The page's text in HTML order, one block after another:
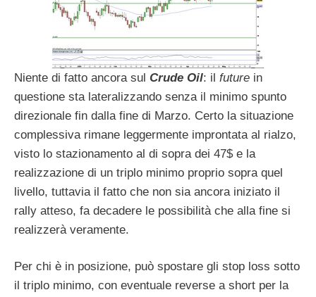
Niente di fatto ancora sul Crude Oil: il future in
questione sta lateralizzando senza il minimo spunto
direzionale fin dalla fine di Marzo. Certo la situazione
complessiva rimane leggermente improntata al rialzo,
visto lo stazionamento al di sopra dei 47$ e la
realizzazione di un triplo minimo proprio sopra quel
livello, tuttavia il fatto che non sia ancora iniziato il
rally atteso, fa decadere le possibilità che alla fine si
realizzerà veramente.
Per chi è in posizione, può spostare gli stop loss sotto
il triplo minimo, con eventuale reverse a short per la